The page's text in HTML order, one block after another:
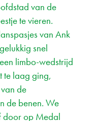
van de
te vieren.
van Ank
snel
limbo-wedstrijd
te laag ging,
de
de benen. We
door op Medal